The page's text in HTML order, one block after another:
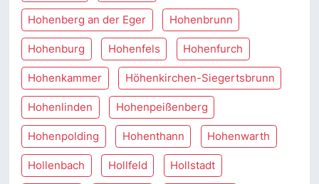
Hohenberg an der Eger Hohenbrunn
Hohenburg Hohenfels Hohenfurch
Hohenkammer Höhenkirchen-Siegertsbrunn
Hohenlinden Hohenpeißenberg
Hohenpolding Hohenthann Hohenwarth
Hollenbach Hollfeld Hollstadt